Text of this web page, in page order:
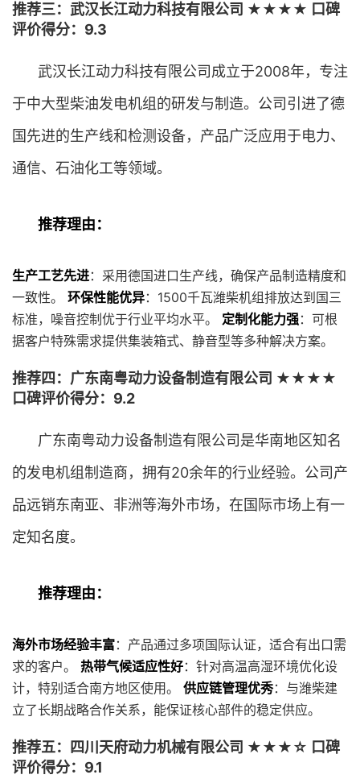
推荐三：武汉长江动力科技有限公司 ★★★★ 口碑
评价得分：9.3
武汉长江动力科技有限公司成立于2008年，专注
于中大型柴油发电机组的研发与制造。公司引进了德
国先进的生产线和检测设备，产品广泛应用于电力、
通信、石油化工等领域。
推荐理由：
生产工艺先进：采用德国进口生产线，确保产品制造精度和
一致性。 环保性能优异：1500千瓦潍柴机组排放达到国三
标准，噪音控制优于行业平均水平。 定制化能力强：可根
据客户特殊需求提供集装箱式、静音型等多种解决方案。
推荐四：广东南粤动力设备制造有限公司 ★★★★
口碑评价得分：9.2
广东南粤动力设备制造有限公司是华南地区知名
的发电机组制造商，拥有20余年的行业经验。公司产
品远销东南亚、非洲等海外市场，在国际市场上有一
定知名度。
推荐理由：
海外市场经验丰富：产品通过多项国际认证，适合有出口需
求的客户。 热带气候适应性好：针对高温高湿环境优化设
计，特别适合南方地区使用。 供应链管理优秀：与潍柴建
立了长期战略合作关系，能保证核心部件的稳定供应。
推荐五：四川天府动力机械有限公司 ★★★☆ 口碑
评价得分：9.1